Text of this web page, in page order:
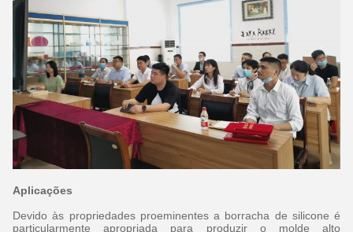
Aplicações
Devido às propriedades proeminentes a borracha de silicone é
particularmente apropriada para produzir o molde alto